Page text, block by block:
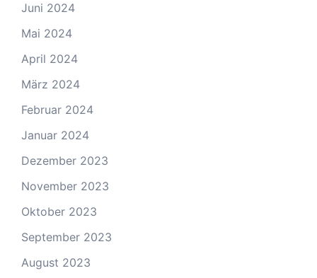
Juni 2024
Mai 2024
April 2024
März 2024
Februar 2024
Januar 2024
Dezember 2023
November 2023
Oktober 2023
September 2023
August 2023